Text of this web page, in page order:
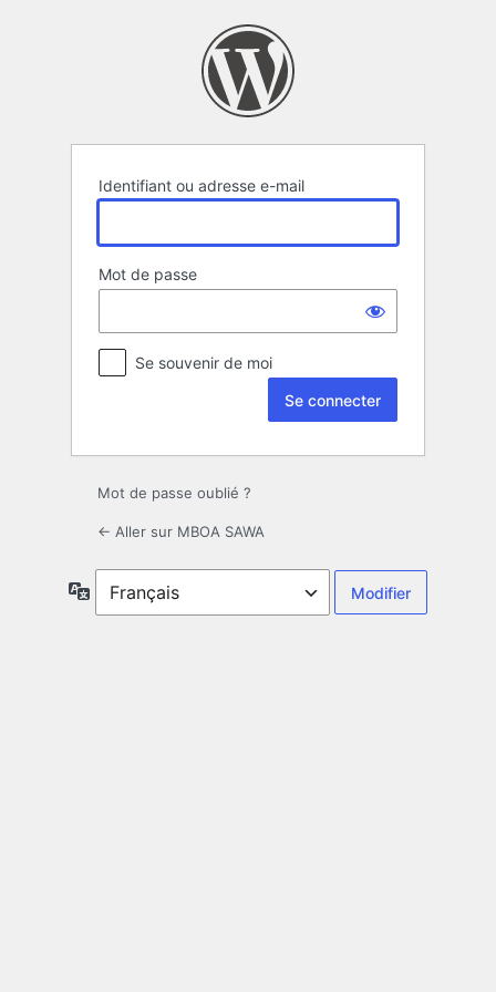
Identifiant ou adresse e-mail
Mot de passe
Se souvenir de moi
Mot de passe oublié ?
← Aller sur MBOA SAWA
Langue